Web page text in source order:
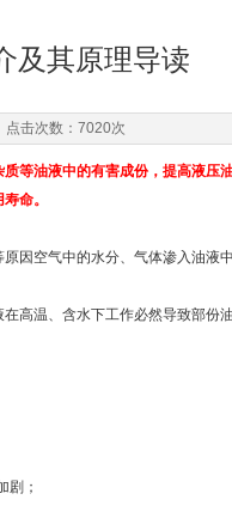
及其原理导读
击次数：7020次
油液中的有害成份，提高液压
命。
空气中的水分、气体渗入油液中
温、含水下工作必然导致部份油
；